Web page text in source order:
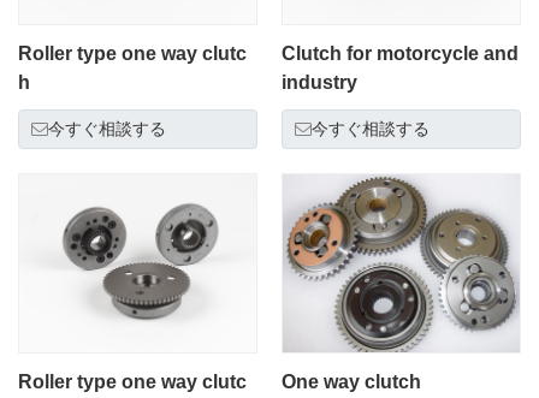
Roller type one way clutc
h
今すぐ相談する
Clutch for motorcycle and
industry
今すぐ相談する
Roller type one way clutc
One way clutch